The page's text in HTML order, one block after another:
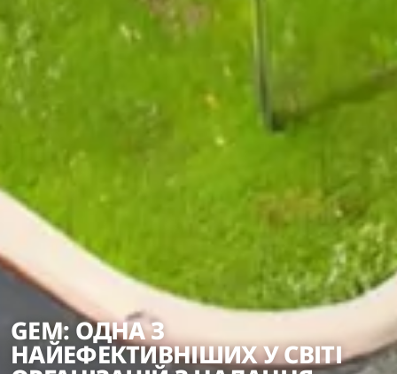
GEM: ОДНА З
НАЙЕФЕКТИВНІШИХ У СВІТІ